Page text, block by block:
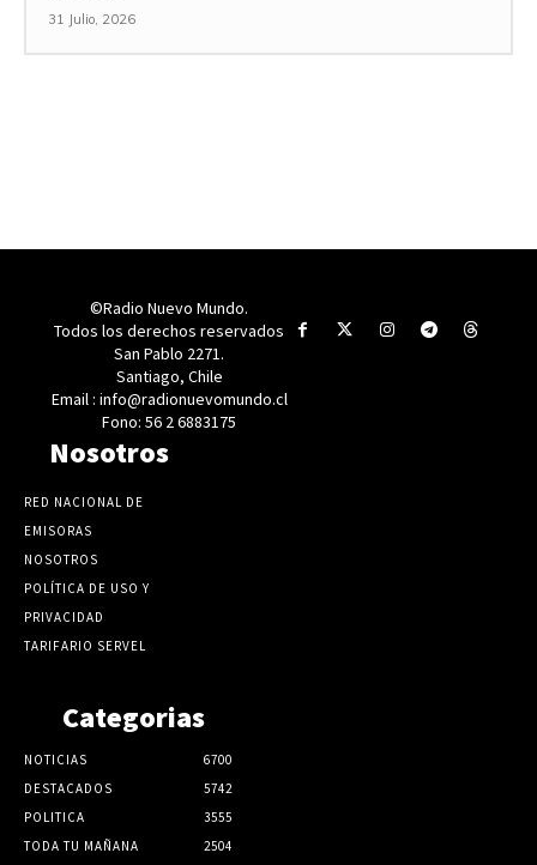
31 Julio, 2026
©Radio Nuevo Mundo.
Todos los derechos reservados
San Pablo 2271.
Santiago, Chile
Email : info@radionuevomundo.cl
Fono: 56 2 6883175
Nosotros
RED NACIONAL DE
EMISORAS
NOSOTROS
POLÍTICA DE USO Y
PRIVACIDAD
TARIFARIO SERVEL
Categorias
NOTICIAS
6700
DESTACADOS
5742
POLITICA
3555
TODA TU MAÑANA
2504